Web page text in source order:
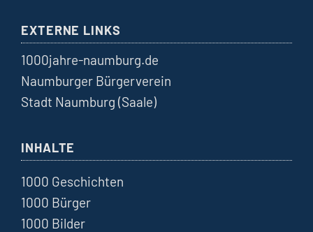
EXTERNE LINKS
1000jahre-naumburg.de
Naumburger Bürgerverein
Stadt Naumburg (Saale)
INHALTE
1000 Geschichten
1000 Bürger
1000 Bilder